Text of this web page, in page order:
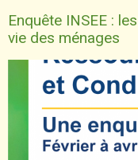
Enquête INSEE :
vie des ménages